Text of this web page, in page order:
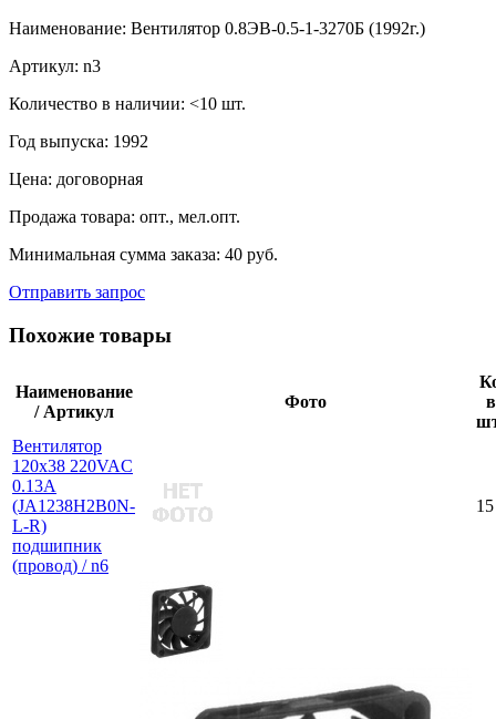
Наименование: Вентилятор 0.8ЭВ-0.5-1-3270Б (1992г.)
Артикул: n3
Количество в наличии: <10 шт.
Год выпуска: 1992
Цена: договорная
Продажа товара: опт., мел.опт.
Минимальная сумма заказа: 40 руб.
Отправить запрос
Похожие товары
Наименование
/ Артикул
Фото
Вентилятор
120х38 220VAC
0.13A
(JA1238H2B0N-
L-R)
подшипник
(провод) / n6
15